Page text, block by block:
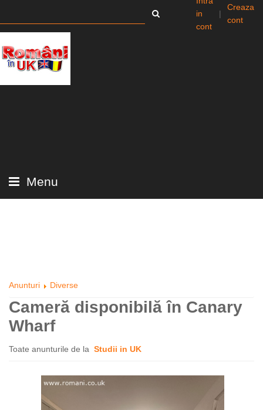
in
cont
|
Creaza
cont
Menu
Anunturi Diverse
Cameră disponibilă în Canary
Wharf
Toate anunturile de la Studii in UK